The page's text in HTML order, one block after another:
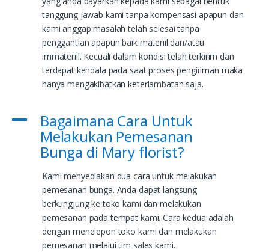
tanggung jawab kami tanpa kompensasi apapun dan
kami anggap masalah telah selesai tanpa
penggantian apapun baik materiil dan/atau
immateriil. Kecuali dalam kondisi telah terkirim dan
terdapat kendala pada saat proses pengiriman maka
hanya mengakibatkan keterlambatan saja.
A Bagaimana Cara Untuk
Melakukan Pemesanan
Bunga di Mary florist?
Kami menyediakan dua cara untuk melakukan
pemesanan bunga. Anda dapat langsung
berkungjung ke toko kami dan melakukan
pemesanan pada tempat kami. Cara kedua adalah
dengan menelepon toko kami dan melakukan
pemesanan melalui tim sales kami.